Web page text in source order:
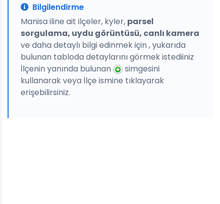
Bilgilendirme
Manisa iline ait ilçeler, kyler, parsel
sorgulama, uydu görüntüsü, canlı kamera
ve daha detaylı bilgi edinmek için , yukarıda
bulunan tabloda detaylarını görmek istediiniz
İlçenin yanında bulunan
simgesini
kullanarak veya İlçe ismine tıklayarak
erişebilirsiniz.